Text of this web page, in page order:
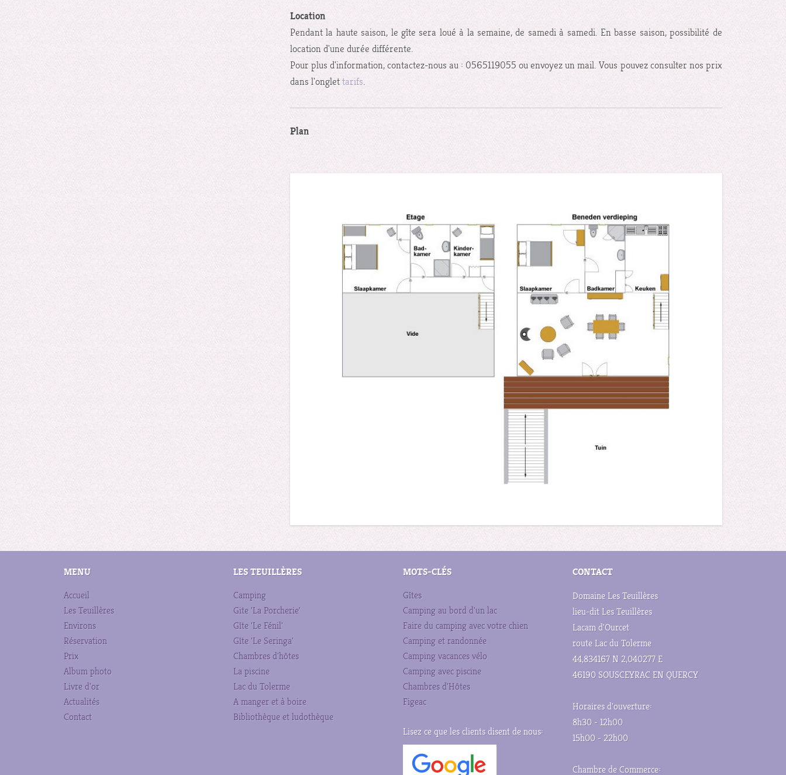
Location
Pendant la haute saison, le gîte sera loué à la semaine, de samedi à samedi. En basse saison, possibilité de
location d'une durée différente.
Pour plus d'information, contactez-nous au : 0565119055 ou envoyez un mail. Vous pouvez consulter nos prix
dans l'onglettarifs.
Plan
MENU
Accueil
Les Teuillères
Environs
Réservation
Prix
Album photo
Livre d'or
Actualités
Contact
LES TEUILLÈRES
Camping
Gite 'La Porcherie'
Gîte 'Le Fénil'
Gîte 'Le Seringa'
Chambres d'hôtes
La piscine
Lac du Tolerme
A manger et à boire
Bibliothèque et ludothèque
MOTS-CLÉS
Gîtes
Camping au bord d'un lac
Faire du camping avec votre chien
Camping et randonnée
Camping vacances vélo
Camping avec piscine
Chambres d'Hôtes
Figeac
Lisez ce que les clients disent de nous:
CONTACT
Domaine Les Teuillères
lieu-dit Les Teuillères
Lacam d'Ourcet
route Lac du Tolerme
44,834167 N 2,040277 E
46190 SOUSCEYRAC EN QUERCY
Horaires d'ouverture:
8h30 - 12h00
15h00 - 22h00
Chambre de Commerce: